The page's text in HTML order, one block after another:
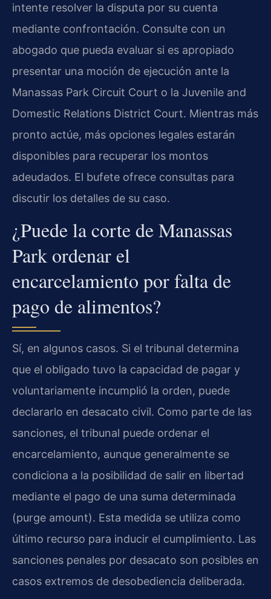
intente resolver la disputa por su cuenta
mediante confrontación. Consulte con un
abogado que pueda evaluar si es apropiado
presentar una moción de ejecución ante la
Manassas Park Circuit Court o la Juvenile and
Domestic Relations District Court. Mientras más
pronto actúe, más opciones legales estarán
disponibles para recuperar los montos
adeudados. El bufete ofrece consultas para
discutir los detalles de su caso.
¿Puede la corte de Manassas
Park ordenar el
encarcelamiento por falta de
pago de alimentos?
Sí, en algunos casos. Si el tribunal determina
que el obligado tuvo la capacidad de pagar y
voluntariamente incumplió la orden, puede
declararlo en desacato civil. Como parte de las
sanciones, el tribunal puede ordenar el
encarcelamiento, aunque generalmente se
condiciona a la posibilidad de salir en libertad
mediante el pago de una suma determinada
(purge amount). Esta medida se utiliza como
último recurso para inducir el cumplimiento. Las
sanciones penales por desacato son posibles en
casos extremos de desobediencia deliberada.